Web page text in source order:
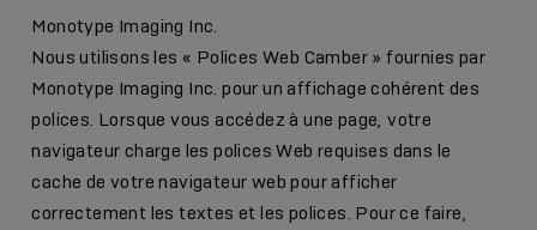
Monotype Imaging Inc.
Nous utilisons les « Polices Web Camber » fournies par
Monotype Imaging Inc. pour un affichage cohérent des
polices. Lorsque vous accédez à une page, votre
navigateur charge les polices Web requises dans le
cache de votre navigateur web pour afficher
correctement les textes et les polices. Pour ce faire,